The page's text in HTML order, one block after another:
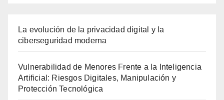
La evolución de la privacidad digital y la
ciberseguridad moderna
Vulnerabilidad de Menores Frente a la Inteligencia
Artificial: Riesgos Digitales, Manipulación y
Protección Tecnológica